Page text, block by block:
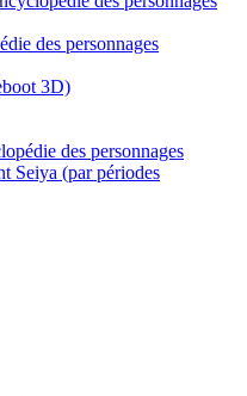
des personnages
3D)
des personnages
Seiya (par périodes